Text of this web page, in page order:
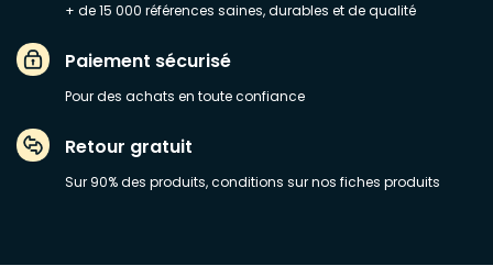
+ de 15 000 références saines, durables et de qualité
Paiement sécurisé
Pour des achats en toute confiance
Retour gratuit
Sur 90% des produits, conditions sur nos fiches produits